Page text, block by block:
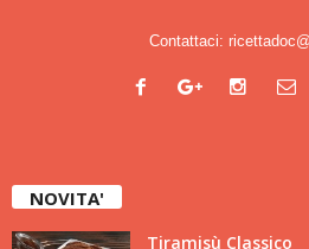
Contattaci:
NOVITA'
Tiramisù Classico